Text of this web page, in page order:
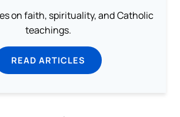
on faith, spirituality, and Catholic
teachings.
READ ARTICLES